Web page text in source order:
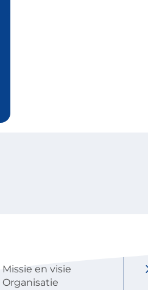
Missie en visie
Organisatie